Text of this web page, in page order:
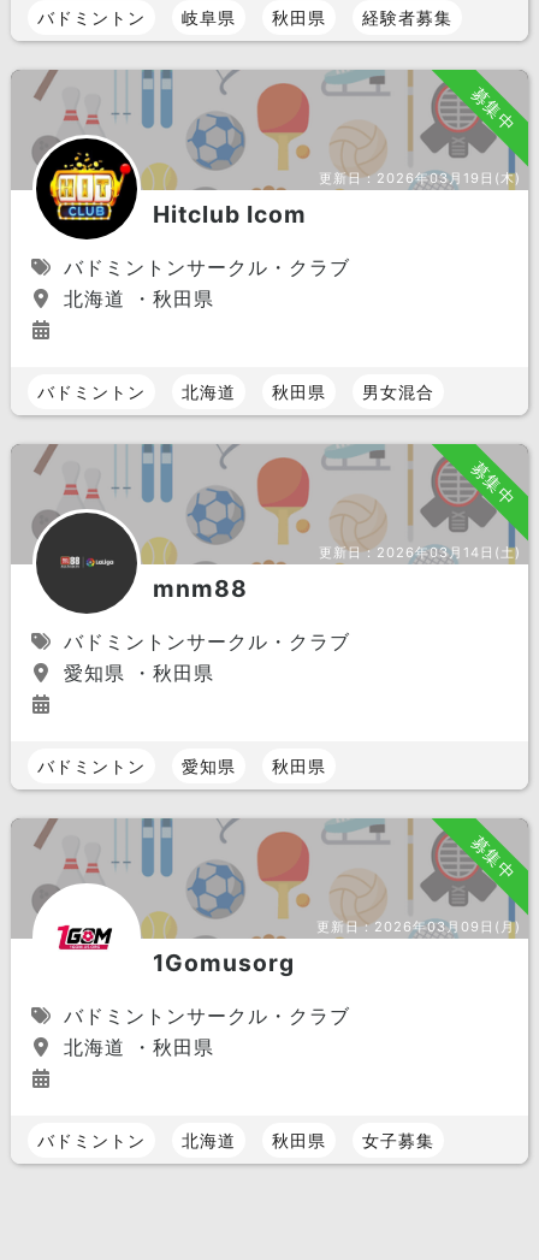
バドミントン 岐阜県 秋田県 経験者募集
募集中
更新日： 2026年03月19日(木)
Hitclub Icom
バドミントンサークル・クラブ
北海道 ・秋田県
バドミントン 北海道 秋田県 男女混合
募集中
更新日： 2026年03月14日(土)
mnm88
バドミントンサークル・クラブ
愛知県 ・秋田県
バドミントン 愛知県 秋田県
募集中
更新日：2026年03月09日(月)
1Gomusorg
バドミントンサークル・クラブ
北海道 ・秋田県
バドミントン 北海道 秋田県 女子募集